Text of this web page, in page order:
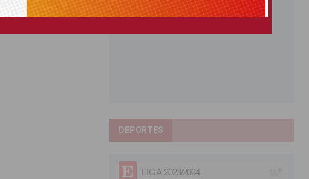
DEPORTES